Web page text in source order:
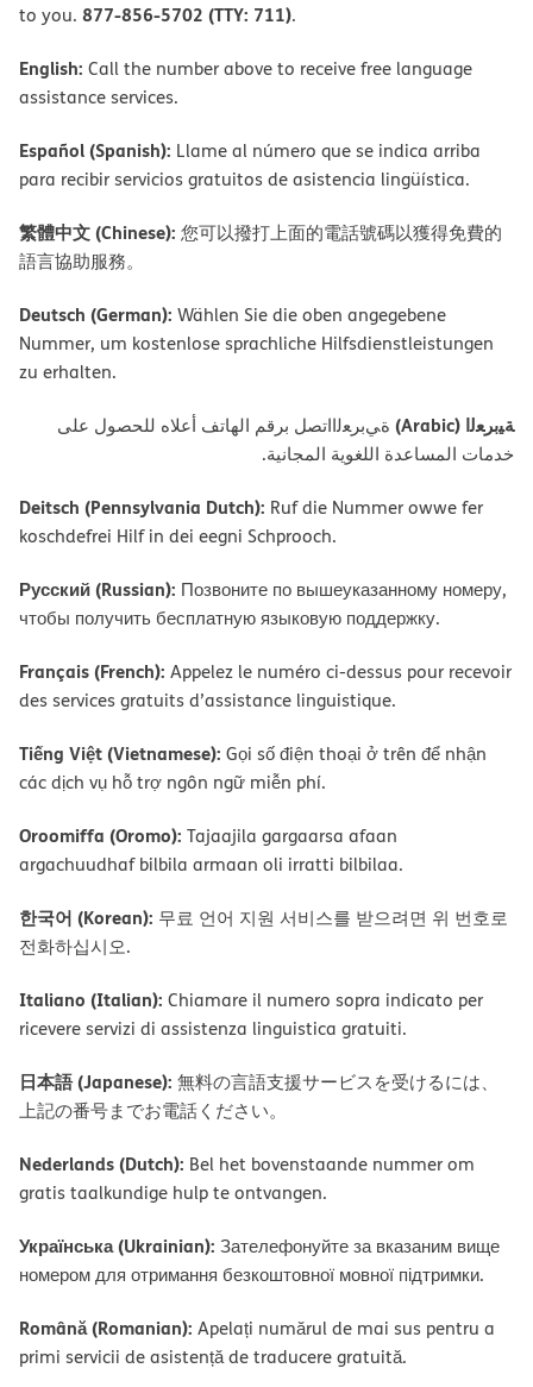
to you. 877-856-5702 (TTY: 711).
English: Call the number above to receive free language
assistance services.
Español (Spanish): Llame al número que se indica arriba
para recibir servicios gratuitos de asistencia lingüística.
繁體中文 (Chinese): 您可以撥打上面的電話號碼以獲得免費的
語言協助服務。
Deutsch (German): Wählen Sie die oben angegebene
Nummer, um kostenlose sprachliche Hilfsdienstleistungen
zu erhalten.
ﺔﯿﺑﺮﻌﻟا (Arabic)
ةﻲﺑﺮﻌﻟااﺗﺼﻞ ﺑﺮﻗﻢ اﻟﮭﺎﺗﻒ أﻋﻼه ﻟﻠﺤﺼﻮل ﻋﻠﻰ
ﺧﺪﻣﺎت اﻟﻤﺴﺎﻋﺪة اﻟﻠﻐﻮﯾﺔ اﻟﻤﺠﺎﻧﯿﺔ.
Deitsch (Pennsylvania Dutch): Ruf die Nummer owwe fer
koschdefrei Hilf in dei eegni Schprooch.
Русский (Russian): Позвоните по вышеуказанному номеру,
чтобы получить бесплатную языковую поддержку.
Français (French): Appelez le numéro ci-dessus pour recevoir
des services gratuits d’assistance linguistique.
Tiếng Việt (Vietnamese): Gọi số điện thoại ở trên để nhận
các dịch vụ hỗ trợ ngôn ngữ miễn phí.
Oroomiffa (Oromo): Tajaajila gargaarsa afaan
argachuudhaf bilbila armaan oli irratti bilbilaa.
한국어 (Korean): 무료 언어 지원 서비스를 받으려면 위 번호로
전화하십시오.
Italiano (Italian): Chiamare il numero sopra indicato per
ricevere servizi di assistenza linguistica gratuiti.
日本語 (Japanese): 無料の言語支援サービスを受けるには、
上記の番号までお電話ください。
Nederlands (Dutch): Bel het bovenstaande nummer om
gratis taalkundige hulp te ontvangen.
Українська (Ukrainian): Зателефонуйте за вказаним вище
номером для отримання безкоштовної мовної підтримки.
Română (Romanian): Apelați numărul de mai sus pentru a
primi servicii de asistență de traducere gratuită.